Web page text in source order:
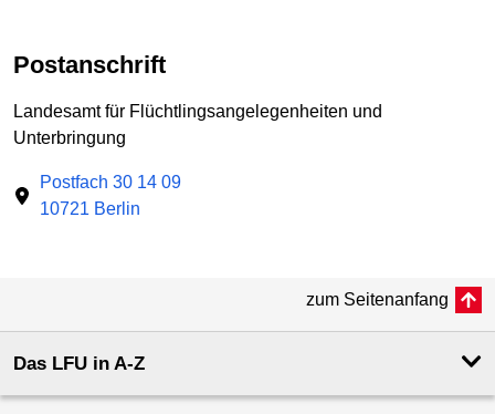
Postanschrift
Landesamt für Flüchtlingsangelegenheiten und
Unterbringung
Postfach 30 14 09
10721 Berlin
zum Seitenanfang
Das LFU in A-Z